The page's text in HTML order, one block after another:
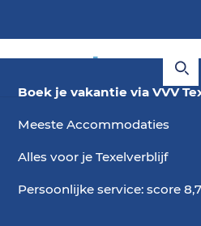
Boek je vakantie via VVV
Meeste Accommodaties
Alles voor je Texelverblijf
Persoonlijke service: score 8,7